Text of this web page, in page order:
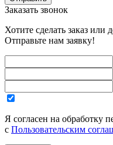
Заказать звонок
Хотите сделать заказ или
Отправьте нам заявку!
Я согласен на обработку
с Пользовательским